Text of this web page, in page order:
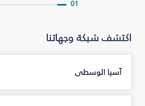
01
اكتشف شبكة وجهاتنا
آسيا الوسطى